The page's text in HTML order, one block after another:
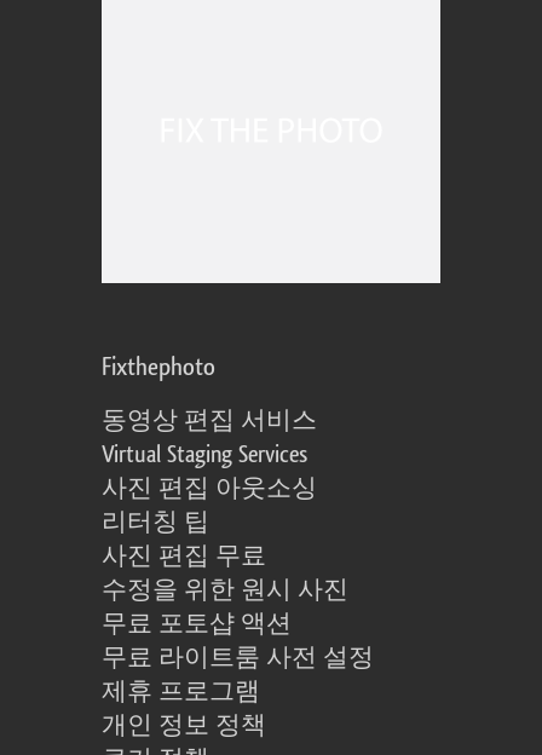
Fixthephoto
동영상 편집 서비스
Virtual Staging Services
사진 편집 아웃소싱
리터칭 팁
사진 편집 무료
수정을 위한 원시 사진
무료 포토샵 액션
무료 라이트룸 사전 설정
제휴 프로그램
개인 정보 정책